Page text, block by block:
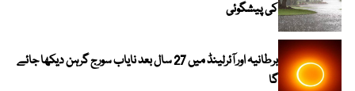
کی پیشگوئی
برطانیہ اور آئرلینڈ میں 27 سال بعد نایاب سورج گرہن دیکھا جائے
گا